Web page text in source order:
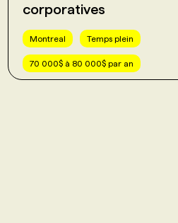
corporatives
Montreal Temps plein
70 000$ à 80 000$ par an